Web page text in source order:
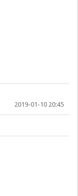
2019-01-10 20:45